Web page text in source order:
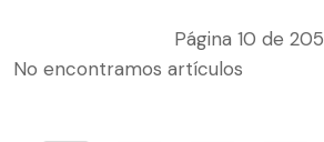
Página 10 de 205
No encontramos artículos